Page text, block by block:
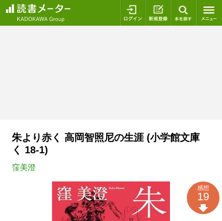
ログイン 新規登録
朱より赤く 高岡智照尼の生涯 (小学館文庫
く 18-1)
窪美澄
感想
19